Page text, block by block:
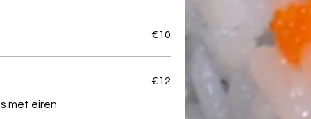
€10
met eiren
€12